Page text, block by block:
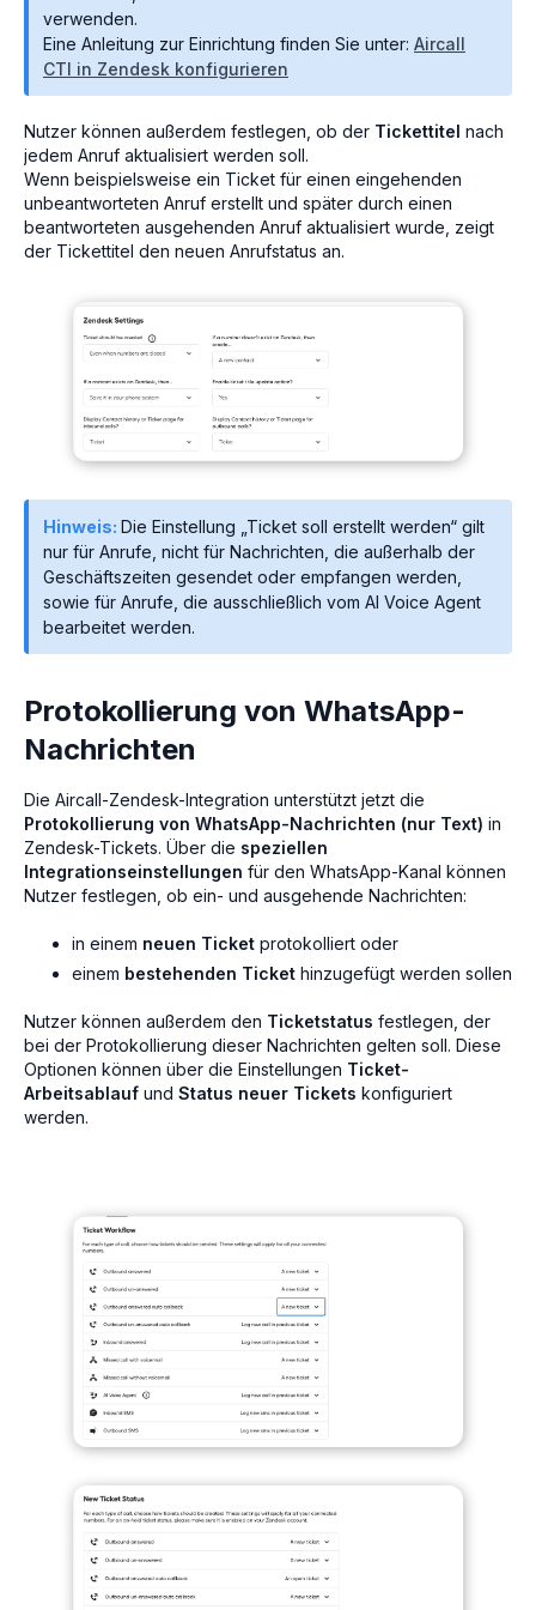
verwenden.
Eine Anleitung zur Einrichtung finden Sie unter: Aircall
CTI in Zendesk konfigurieren
Nutzer können außerdem festlegen, ob der Tickettitel nach
jedem Anruf aktualisiert werden soll.
Wenn beispielsweise ein Ticket für einen eingehenden
unbeantworteten Anruf erstellt und später durch einen
beantworteten ausgehenden Anruf aktualisiert wurde, zeigt
der Tickettitel den neuen Anrufstatus an.
Hinweis: Die Einstellung „Ticket soll erstellt werden“ gilt
nur für Anrufe, nicht für Nachrichten, die außerhalb der
Geschäftszeiten gesendet oder empfangen werden,
sowie für Anrufe, die ausschließlich vom AI Voice Agent
bearbeitet werden.
Protokollierung von WhatsApp-
Nachrichten
Die Aircall-Zendesk-Integration unterstützt jetzt die
Protokollierung von WhatsApp-Nachrichten (nur Text) in
Zendesk-Tickets. Über die speziellen
Integrationseinstellungen für den WhatsApp-Kanal können
Nutzer festlegen, ob ein- und ausgehende Nachrichten:
in einem neuen Ticket protokolliert oder
einem bestehenden Ticket hinzugefügt werden sollen
Nutzer können außerdem den Ticketstatus festlegen, der
bei der Protokollierung dieser Nachrichten gelten soll. Diese
Optionen können über die Einstellungen Ticket-
Arbeitsablauf und Status neuer Tickets konfiguriert
werden.